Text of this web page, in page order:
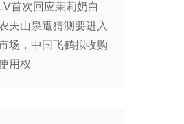
首次回应茉莉奶白
夫山泉遭猜测要进入
场，中国飞鹤拟收购
用权